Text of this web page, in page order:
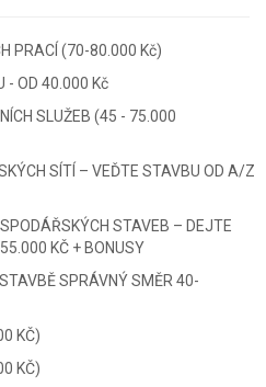
PRACÍ (70-80.000 Kč)
- OD 40.000 Kč
SLUŽEB (45 - 75.000
SÍTÍ – VEĎTE STAVBU OD A/Z
STAVEB – DEJTE
KČ + BONUSY
SPRÁVNÝ SMĚR 40-
KČ)
KČ)